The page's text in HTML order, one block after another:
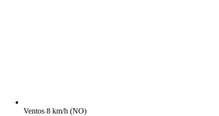
Ventos 8 km/h (NO)